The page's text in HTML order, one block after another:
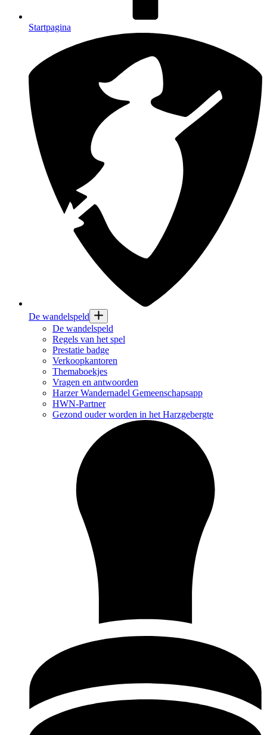
Startpagina
De wandelspeld
De wandelspeld
Regels van het spel
Prestatie badge
Verkoopkantoren
Themaboekjes
Vragen en antwoorden
Harzer Wandernadel Gemeenschapsapp
HWN-Partner
Gezond ouder worden in het Harzgebergte